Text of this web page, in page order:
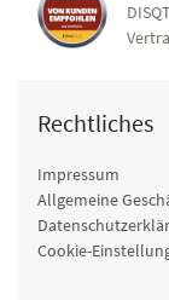
Rechtliches
Impressum
Allgemeine
Cookie-